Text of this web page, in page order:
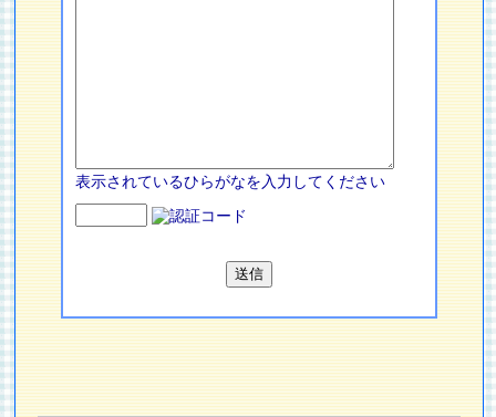
表示されているひらがなを入力してください